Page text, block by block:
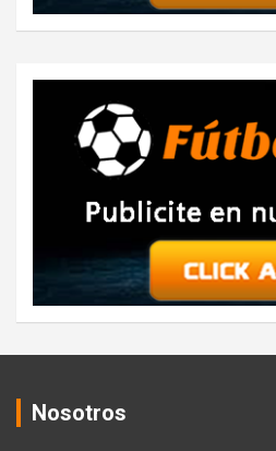
Nosotros